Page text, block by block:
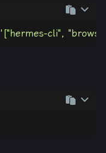
'["hermes-cli",